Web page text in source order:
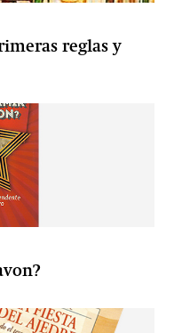
reglas y